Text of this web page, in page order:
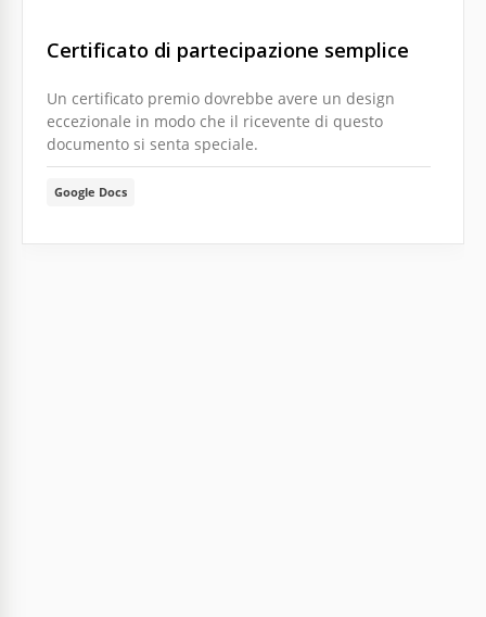
Certificato di partecipazione semplice
Un certificato premio dovrebbe avere un design
eccezionale in modo che il ricevente di questo
documento si senta speciale.
Google Docs